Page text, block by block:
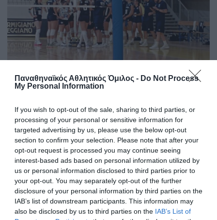
Παναθηναϊκός Αθλητικός Όμιλος - Do Not Process
My Personal Information
If you wish to opt-out of the sale, sharing to third parties, or
processing of your personal or sensitive information for
targeted advertising by us, please use the below opt-out
section to confirm your selection. Please note that after your
opt-out request is processed you may continue seeing
interest-based ads based on personal information utilized by
us or personal information disclosed to third parties prior to
your opt-out. You may separately opt-out of the further
disclosure of your personal information by third parties on the
IAB’s list of downstream participants. This information may
also be disclosed by us to third parties on the IAB’s List of
Φιλική ισοπαλία με διπλή
«πράσινη» συμμετοχή
την αντίστοιχη της Σουηδία σε φιλική αναμέτρηση που
συμμετείχαν δύο παίκτριες του Παναθηναϊκού.
05.08.2026 ΒΟΛΕΪ ΓΥΝΑΙΚΩΝ